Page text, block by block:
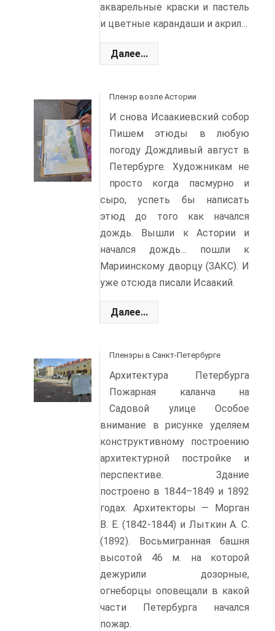
акварельные краски и пастель
и цветные карандаши и акрил…
Далее...
Пленэр возле Астории
И снова Исаакиевский собор
Пишем этюды в любую
погоду Дождливый август в
Петербурге. Художникам не
просто когда пасмурно и
сыро, успеть бы написать
этюд до того как начался
дождь. Вышли к Астории и
начался дождь… пошли к
Мариинскому дворцу (ЗАКС). И
уже отсюда писали Исаакий.
Далее...
Пленэры в Санкт-Петербурге
Архитектура Петербурга
Пожарная каланча на
Садовой улице Особое
внимание в рисунке уделяем
конструктивному построению
архитектурной постройке и
перспективе. Здание
построено в 1844–1849 и 1892
годах. Архитекторы — Морган
В. Е. (1842-1844) и Лыткин А. С.
(1892). Восьмигранная башня
высотой 46 м. на которой
дежурили дозорные,
огнеборцы оповещали в какой
части Петербурга начался
пожар.